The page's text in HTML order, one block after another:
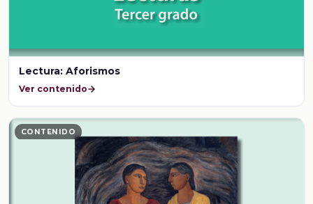
Lectura: Aforismos
Ver contenido
CONTENIDO